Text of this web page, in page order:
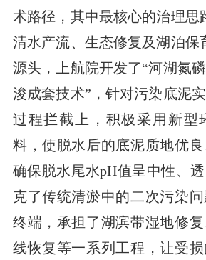
术路径，其中最核心的治理思
清水产流、生态修复及湖泊保
源头，上航院开发了“河湖氮
浚成套技术”，针对污染底泥
过程拦截上，积极采用新型
料，使脱水后的底泥质地优
确保脱水尾水pH值呈中性、
克了传统清淤中的二次污染
终端，承担了湖滨带湿地修
线恢复等一系列工程，让受